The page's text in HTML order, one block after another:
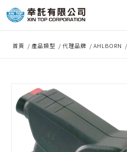
首頁 / 產品類型 / 代理品牌 / AHLBORN /